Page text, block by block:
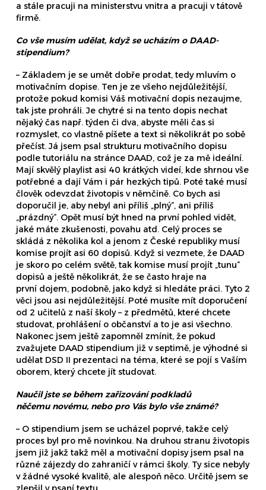
a stále pracuji na ministerstvu vnitra a pracuji v tátově
firmě.
Co vše musím udělat, když se ucházím o DAAD-
stipendium?
– Základem je se umět dobře prodat, tedy mluvím o
motivačním dopise. Ten je ze všeho nejdůležitější,
protože pokud komisi Váš motivační dopis nezaujme,
tak jste prohráli. Je chytré si na tento dopis nechat
nějaký čas např. týden či dva, abyste měli čas si
rozmyslet, co vlastně píšete a text si několikrát po sobě
přečíst. Já jsem psal strukturu motivačního dopisu
podle tutoriálu na stránce DAAD, což je za mě ideální.
Mají skvělý playlist asi 40 krátkých videí, kde shrnou vše
potřebné a dají Vám i pár hezkých tipů. Poté také musí
člověk odevzdat životopis v němčině. Co bych asi
doporučil je, aby nebyl ani příliš „plný“, ani příliš
„prázdný“. Opět musí být hned na první pohled vidět,
jaké máte zkušenosti, povahu atd. Celý proces se
skládá z několika kol a jenom z České republiky musí
komise projít asi 60 dopisů. Když si vezmete, že DAAD
je skoro po celém světě, tak komise musí projít „tunu“
dopisů a ještě několikrát, že se často hraje na
první dojem, podobně, jako když si hledáte práci. Tyto 2
věci jsou asi nejdůležitější. Poté musíte mít doporučení
od 2 učitelů z naší školy – z předmětů, které chcete
studovat, prohlášení o občanství a to je asi všechno.
Nakonec jsem ještě zapomněl zmínit, že pokud
zvažujete DAAD stipendium již v septimě, je výhodné si
udělat DSD II prezentaci na téma, které se pojí s Vaším
oborem, který chcete jít studovat.
Naučil jste se během zařizování podkladů
něčemu novému, nebo pro Vás bylo vše známé?
– O stipendium jsem se ucházel poprvé, takže celý
proces byl pro mě novinkou. Na druhou stranu životopis
jsem již jakž takž měl a motivační dopisy jsem psal na
různé zájezdy do zahraničí v rámci školy. Ty sice nebyly
v žádné vysoké kvalitě, ale alespoň něco. Určitě jsem se